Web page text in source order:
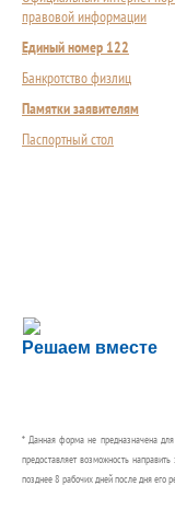
правовой информации
Единый номер 122
Банкротство физлиц
Памятки заявителям
Паспортный стол
Решаем вместе
Сложности с
Сообщите об этом
* Данная форма не предназначена
предоставляет возможность
позднее 8 рабочих дней после дня его